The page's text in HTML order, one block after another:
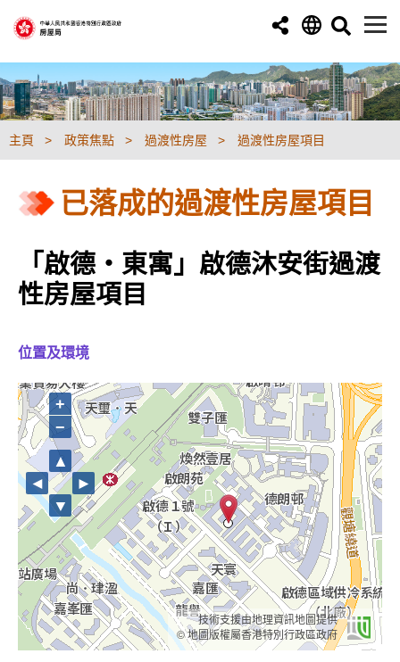
主頁 政策焦點 過渡性房屋 過渡性房屋項目
已落成的過渡性房屋項目
「啟德‧東寓」啟德沐安街過渡
性房屋項目
位置及環境
技術支援由地理資訊地圖提供
© 地圖版權屬香港特別行政區政府
+
−
▲
◄
►
▼